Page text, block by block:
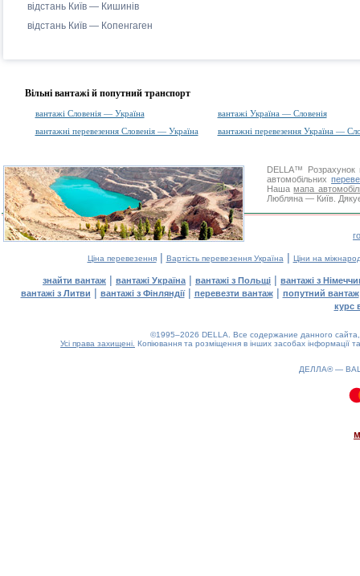
відстань Київ — Кишинів
відстань Київ — Копенгаген
Вільні вантажі й попутний транспорт
вантажі Словенія — Україна
вантажі Україна — Словенія
вантажні перевезення Словенія — Україна
вантажні перевезення Україна —
DELLA™
Розрахунок
автомобільних
Нашамапа
Любляна — Київ.
Ціна перевезення| Вартість перевезення Україна | Ціни на
знайти вантаж | вантажі Україна | вантажі з Польщі | вантажі з
вантажі з Литви | вантажі з Фінляндії| перевезти вантаж| попутний вантаж
курс
©1995–2026 DELLA. Все содержание данного
Усі права захищені. Копіювання та розміщення в інших засобах інформації
ДЕЛЛА® —